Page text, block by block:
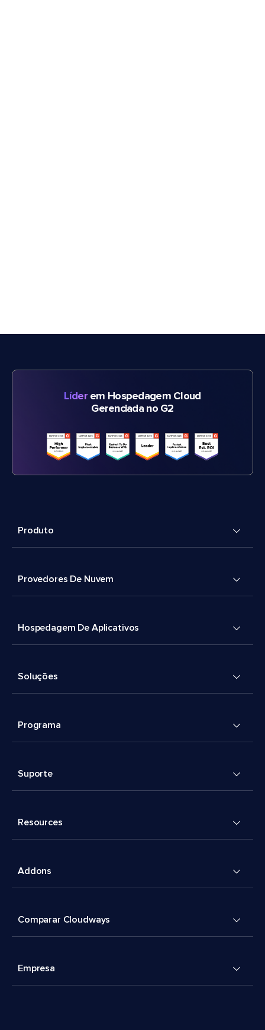
Líderem Hospedagem Cloud
Gerenciada no G2
Produto
Provedores De Nuvem
Hospedagem De Aplicativos
Soluções
Programa
Suporte
Resources
Addons
Comparar Cloudways
Empresa